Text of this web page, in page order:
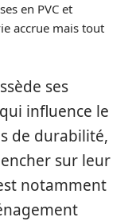
en PVC et
accrue mais tout
ses
influence le
de durabilité,
sur leur
notamment